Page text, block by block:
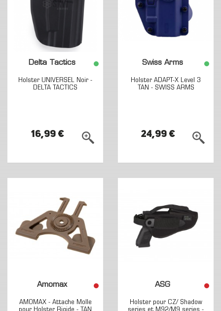
Delta Tactics
Holster UNIVERSEL Noir -
DELTA TACTICS
16,99 €
Swiss Arms
Holster ADAPT-X Level 3
TAN - SWISS ARMS
24,99 €
Amomax
AMOMAX - Attache Molle
ASG
Holster pour CZ/ Shadow